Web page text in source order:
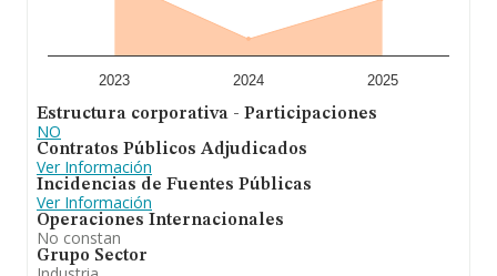
2023 2024 2025
Estructura corporativa - Participaciones
NO
Contratos Públicos Adjudicados
Ver Información
Incidencias de Fuentes Públicas
Ver Información
Operaciones Internacionales
No constan
Grupo Sector